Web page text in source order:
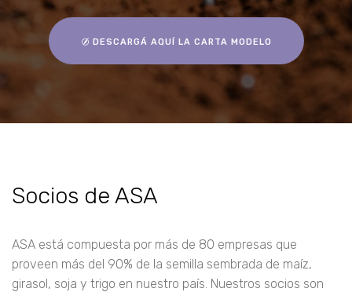
DESCARGÁ AQUÍ LA CARTA MODELO
Socios de ASA
ASA está compuesta por más de 80 empresas que
proveen más del 90% de la semilla sembrada de maíz,
girasol, soja y trigo en nuestro país. Nuestros socios son